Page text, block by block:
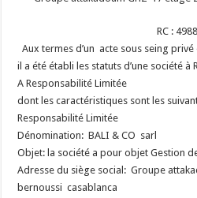
RC : 498851 la ville
Aux termes d’un acte sous seing
il a été établi les statuts d’une société
A Responsabilité Limitée
dont les caractéristiques sont les
Responsabilité Limitée
Dénomination: BALI & CO sarl
Objet: la société a pour objet Gestion
Adresse du siège social: Groupe
bernoussi casablanca